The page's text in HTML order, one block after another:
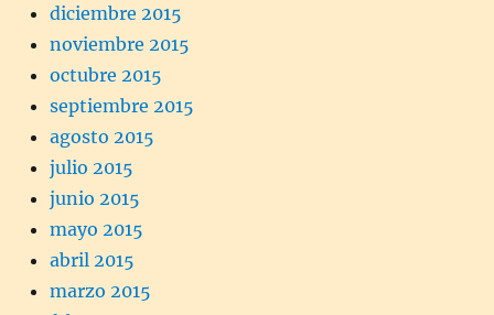
diciembre 2015
noviembre 2015
octubre 2015
septiembre 2015
agosto 2015
julio 2015
junio 2015
mayo 2015
abril 2015
marzo 2015